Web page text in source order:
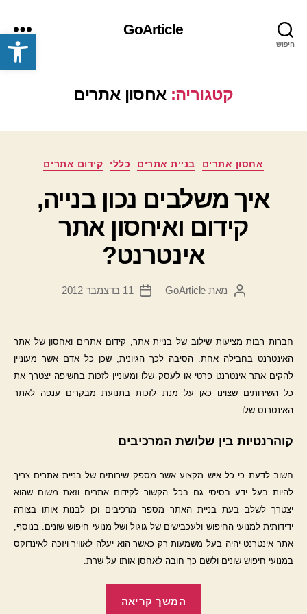
פתח סרגל נגישות חיפוש
GoArticle
תפריט
קטגוריה: אחסון אתרים
קטגוריות אחסון אתרים בניית אתרים כללי קידום אתרים
איך משלבים נכון בנייה,
קידום ואיחסון אתר
אינטרנט?
המחבר
מאת GoArticle
תאריך
11 בדצמבר 2012
חברות רבות מציעות שילוב של בניית אתר, קידום אתרים ואחסון של אתר
האינטרנט בחבילה אחת. הסיבה לכך הגיונית, שכן כל אדם אשר מעוניין
להקים אתר אינטרנט פרטי או לעסק שלו ומעוניין לזכות בחשיפה יצטרך את
כל השירותים שצוינו כאן על מנת לזכות בתנועת מבקרים ענפה לאתר
האינטרנט שלו.
קוהרנטיות בין שלושת המרכיבים
חשוב לדעת כי כל איש מקצוע אשר מספק שירותים של בניית אתרים צריך
להיות בעל ידע בסיסי גם בכל הקשור לקידום אתרים וזאת משום שהוא
יצטרך לשלב בעת בניית האתר מספר מרכיבים וכן לבנות אותו בצורה
ידידותית למנועי החיפוש ולעכבישים של גוגול ושל מנועי חיפוש שונים. בנוסף,
אתר אינטרנט יהיה בעל משמעות רק כאשר הוא יעלה לאוויר ויזכה לאינדוקס
במנועי חיפוש שונים ולשם כך חובה לאחסן אותו על שרת.
המשך קריאה